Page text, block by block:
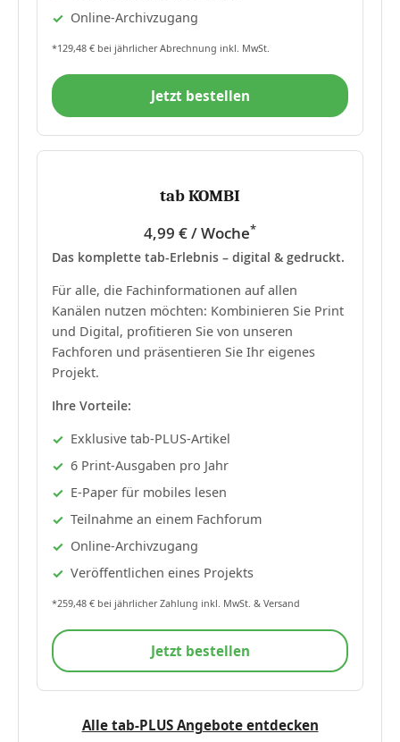
Online-Archivzugang
*129,48 € bei jährlicher Abrechnung inkl. MwSt.
Jetzt bestellen
tab KOMBI
4,99 € / Woche*
Das komplette tab-Erlebnis – digital & gedruckt.
Für alle, die Fachinformationen auf allen
Kanälen nutzen möchten: Kombinieren Sie Print
und Digital, profitieren Sie von unseren
Fachforen und präsentieren Sie Ihr eigenes
Projekt.
Ihre Vorteile:
Exklusive tab-PLUS-Artikel
6 Print-Ausgaben pro Jahr
E-Paper für mobiles lesen
Teilnahme an einem Fachforum
Online-Archivzugang
Veröffentlichen eines Projekts
*259,48 € bei jährlicher Zahlung inkl. MwSt. & Versand
Jetzt bestellen
Alle tab-PLUS Angebote entdecken